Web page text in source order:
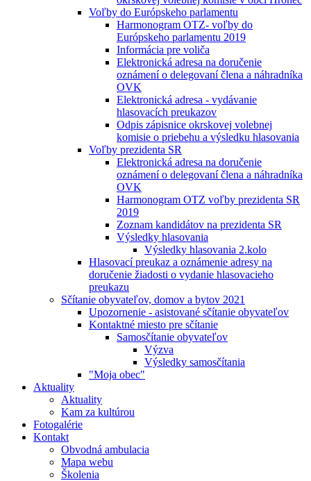
Voľby do Európskeho parlamentu
Harmonogram OTZ- voľby do
Európskeho parlamentu 2019
Informácia pre voliča
Elektronická adresa na doručenie
oznámení o delegovaní člena a náhradníka
OVK
Elektronická adresa - vydávanie
hlasovacích preukazov
Odpis zápisnice okrskovej volebnej
komisie o priebehu a výsledku hlasovania
Voľby prezidenta SR
Elektronická adresa na doručenie
oznámení o delegovaní člena a náhradníka
OVK
Harmonogram OTZ voľby prezidenta SR
2019
Zoznam kandidátov na prezidenta SR
Výsledky hlasovania
Výsledky hlasovania 2.kolo
Hlasovací preukaz a oznámenie adresy na
doručenie žiadosti o vydanie hlasovacieho
preukazu
Sčítanie obyvateľov, domov a bytov 2021
Upozornenie - asistované sčítanie obyvateľov
Kontaktné miesto pre sčítanie
Samosčítanie obyvateľov
Výzva
Výsledky samosčítania
"Moja obec"
Aktuality
Aktuality
Kam za kultúrou
Fotogalérie
Kontakt
Obvodná ambulacia
Mapa webu
Školenia